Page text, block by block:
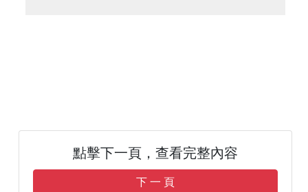
點擊下一頁，查看完整內容
下 一 頁